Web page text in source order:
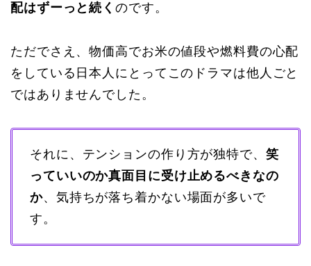
配はずーっと続くのです。
ただでさえ、物価高でお米の値段や燃料費の心配
をしている日本人にとってこのドラマは他人ごと
ではありませんでした。
それに、テンションの作り方が独特で、 笑
っていいのか真面目に受け止めるべきなの
か、気持ちが落ち着かない場面が多いで
す。